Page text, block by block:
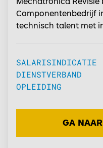
Componentenbedrijf
technisch talent met
uitdagingen op te
de mobiliteit van
iets voor jou. In onze
treincomponenten.
onderdelen
verbeterd en
SALARISINDICATIE
DIENSTVERBAND
OPLEIDING
GA